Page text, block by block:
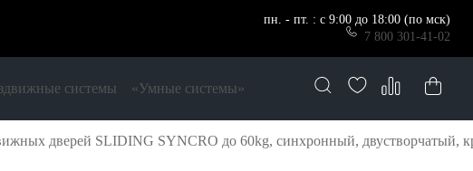
пн. - пт. : с 9:00 до 18:00 (по мск)
7 800 301-41-02
системы «Умные системы»
дверей SLIDING SYNCRO до 60kg, синхронный, двустворчатый,